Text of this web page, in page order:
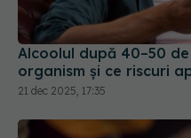
Alcoolul după 40–50
organism și ce riscuri
21 dec 2025, 17:35